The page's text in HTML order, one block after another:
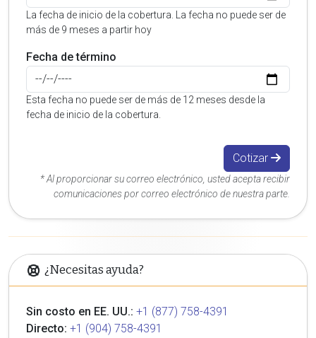
La fecha de inicio de la cobertura. La fecha no puede ser de
más de 9 meses a partir hoy
Fecha de término
Esta fecha no puede ser de más de 12 meses desde la
fecha de inicio de la cobertura.
Cotizar
* Al proporcionar su correo electrónico, usted acepta recibir
comunicaciones por correo electrónico de nuestra parte.
¿Necesitas ayuda?
Sin costo en EE. UU.: +1 (877) 758-4391
Directo: +1 (904) 758-4391